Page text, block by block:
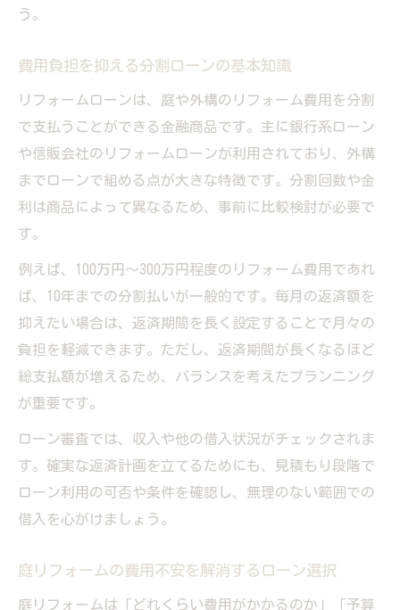
う。
費用負担を抑える分割ローンの基本知識
リフォームローンは、庭や外構のリフォーム費用を分割
で支払うことができる金融商品です。主に銀行系ローン
や信販会社のリフォームローンが利用されており、外構
までローンで組める点が大きな特徴です。分割回数や金
利は商品によって異なるため、事前に比較検討が必要で
す。
例えば、100万円～300万円程度のリフォーム費用であれ
ば、10年までの分割払いが一般的です。毎月の返済額を
抑えたい場合は、返済期間を長く設定することで月々の
負担を軽減できます。ただし、返済期間が長くなるほど
総支払額が増えるため、バランスを考えたプランニング
が重要です。
ローン審査では、収入や他の借入状況がチェックされま
す。確実な返済計画を立てるためにも、見積もり段階で
ローン利用の可否や条件を確認し、無理のない範囲での
借入を心がけましょう。
庭リフォームの費用不安を解消するローン選択
庭リフォームは「どれくらい費用がかかるのか」「予算